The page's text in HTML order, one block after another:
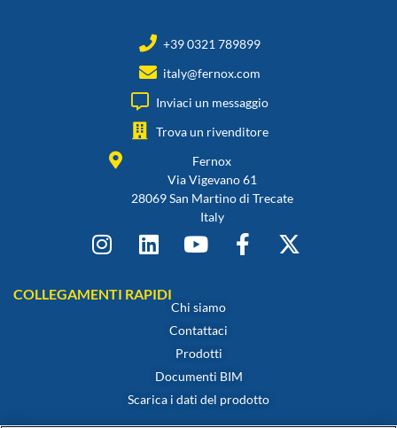
+39 0321 789899
italy@fernox.com
Inviaci un messaggio
Trova un rivenditore
Fernox
Via Vigevano 61
28069 San Martino di Trecate
Italy
COLLEGAMENTI RAPIDI
Chi siamo
Contattaci
Prodotti
Documenti BIM
Scarica i dati del prodotto